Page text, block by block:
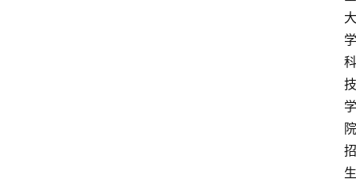
大
学
科
技
学
院
招
生